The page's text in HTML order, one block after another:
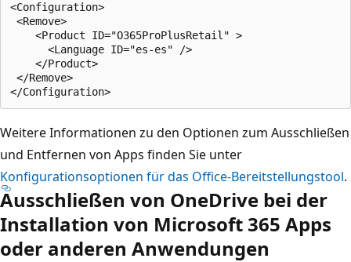
<Configuration>
<Remove>
    <Product ID="O365ProPlusRetail" >
      <Language ID="es-es" />
    </Product>
</Remove>
Weitere Informationen zu den Optionen zum Ausschließen
und Entfernen von Apps finden Sie unter
Konfigurationsoptionen für das Office-Bereitstellungstool.
Ausschließen von OneDrive bei der
Installation von Microsoft 365 Apps
oder anderen Anwendungen